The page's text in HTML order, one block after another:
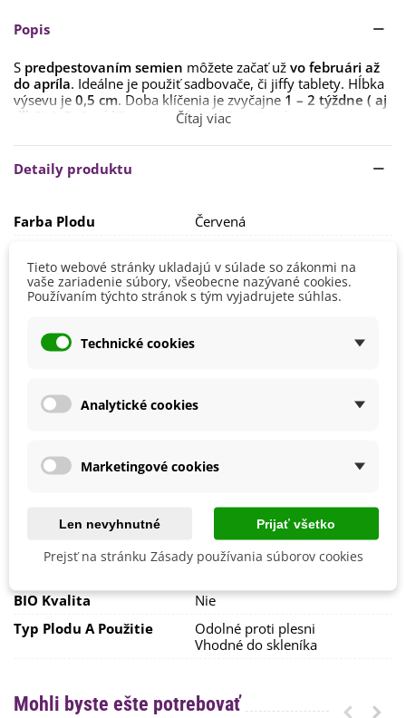
Popis
S predpestovaním semien môžete začať už vo februári až
do apríla. Ideálne je použiť sadbovače, či jiffy tablety. Hĺbka
výsevu je 0,5 cm. Doba klíčenia je zvyčajne 1 – 2 týždne ( aj
dlhšie)
. Počas klíčenia je treba udržovať teplo a mať
dostatok svetla. Presádzame po vytvorení tretieho lístka.
Približneod polovice mája
von. Odporúčame ich presadiť až
rast by malo byť
teplé, slnečné
a dobre chránené, so
stredne ťažkou pôdou, bohato zásobenou humusom.
Odporúčame používať špeciálnysubstrát na rajčiny a
papriky, a tovždy sparený. Zeminu je možné prepariť napr.
v mikrovlnnej rúre. Počas rastu plodov je
hnojenie môžeme používať napr.
Kristalon pre paradajky a
papriky.
Čítaj viac
Detaily produktu
Farba Plodu
Červená
Pestovanie
V exteriéri - vonku
Stanovisko
Slnečné
Výsev/výsadba
Výrobca
SemenaOnline
Odroda
Nehybridná
September
BIO Kvalita
Nie
Typ Plodu A Použitie
Odolné proti plesni
Vhodné do skleníka
Mohli byste ešte potrebovať
Tieto webové stránky ukladajú v súlade so zákonmi na
vaše zariadenie súbory, všeobecne nazývané cookies.
Používaním týchto stránok s tým vyjadrujete súhlas.
Technické cookies
Analytické cookies
Marketingové cookies
Len nevyhnutné Prijať všetko
Prejsť na stránku Zásady používania súborov cookies